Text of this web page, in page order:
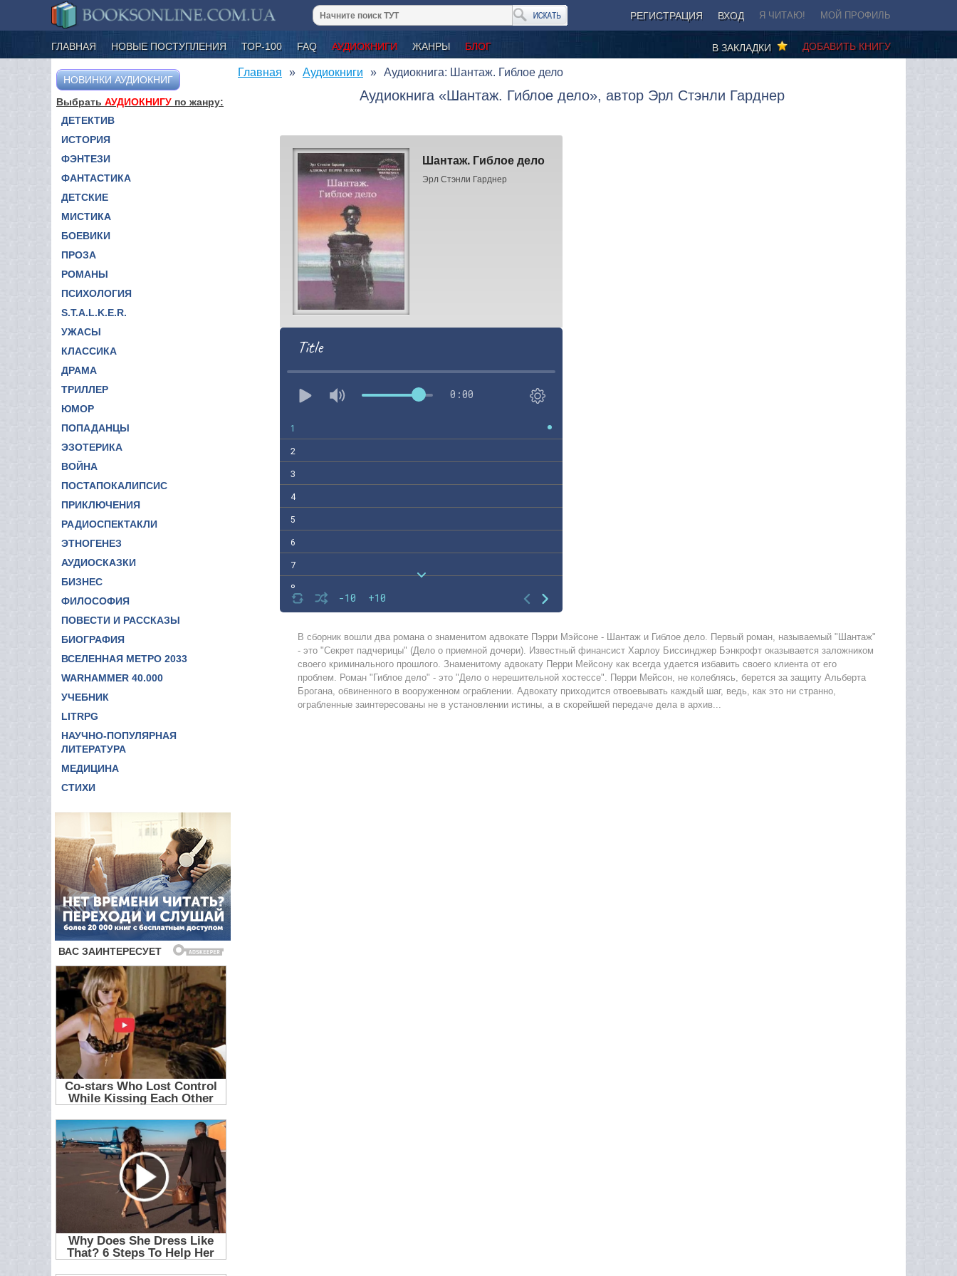
РЕГИСТРАЦИЯ ВХОД Я ЧИТАЮ! МОЙ ПРОФИЛЬ
ГЛАВНАЯ НОВЫЕ ПОСТУПЛЕНИЯ ТОР-100 FAQ АУДИОКНИГИ ЖАНРЫ БЛОГ ДОБАВИТЬ КНИГУ
В ЗАКЛАДКИ
НОВИНКИ АУДИОКНИГ
Выбрать АУДИОКНИГУ по жанру:
ДЕТЕКТИВ
ИСТОРИЯ
ФЭНТЕЗИ
ФАНТАСТИКА
ДЕТСКИЕ
МИСТИКА
БОЕВИКИ
ПРОЗА
РОМАНЫ
ПСИХОЛОГИЯ
S.T.A.L.K.E.R.
УЖАСЫ
КЛАССИКА
ДРАМА
ТРИЛЛЕР
ЮМОР
ПОПАДАНЦЫ
ЭЗОТЕРИКА
ВОЙНА
ПОСТАПОКАЛИПСИС
ПРИКЛЮЧЕНИЯ
РАДИОСПЕКТАКЛИ
ЭТНОГЕНЕЗ
АУДИОСКАЗКИ
БИЗНЕС
ФИЛОСОФИЯ
ПОВЕСТИ И РАССКАЗЫ
БИОГРАФИЯ
ВСЕЛЕННАЯ МЕТРО 2033
WARHAMMER 40.000
УЧЕБНИК
LITRPG
НАУЧНО-ПОПУЛЯРНАЯ
ЛИТЕРАТУРА
МЕДИЦИНА
СТИХИ
Главная Аудиокниги Аудиокнига: Шантаж. Гиблое дело
Аудиокнига «Шантаж. Гиблое дело», автор Эрл Стэнли Гарднер
Шантаж. Гиблое дело
Эрл Стэнли Гарднер
Title
0:00
-10 +10
1
2
3
4
5
6
7
8
9
10
12
13
В сборник вошли два романа о знаменитом адвокате Пэрри Мэйсоне - Шантаж и Гиблое дело. Первый роман, называемый "Шантаж"
- это "Секрет падчерицы" (Дело о приемной дочери). Известный финансист Харлоу Биссинджер Бэнкрофт оказывается заложником
своего криминального прошлого. Знаменитому адвокату Перри Мейсону как всегда удается избавить своего клиента от его
проблем. Роман "Гиблое дело" - это "Дело о нерешительной хостессе". Перри Мейсон, не колеблясь, берется за защиту Альберта
Брогана, обвиненного в вооруженном ограблении. Адвокату приходится отвоевывать каждый шаг, ведь, как это ни странно,
ограбленные заинтересованы не в установлении истины, а в скорейшей передаче дела в архив...